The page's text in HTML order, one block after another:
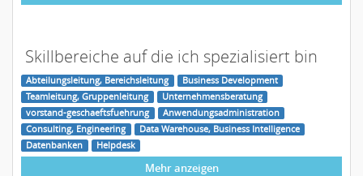
Skillbereiche auf die ich spezialisiert bin
Abteilungsleitung, Bereichsleitung
Business Development
Teamleitung, Gruppenleitung
Unternehmensberatung
vorstand-geschaeftsfuehrung
Anwendungsadministration
Consulting, Engineering
Data Warehouse, Business Intelligence
Datenbanken
Helpdesk
Mehr anzeigen